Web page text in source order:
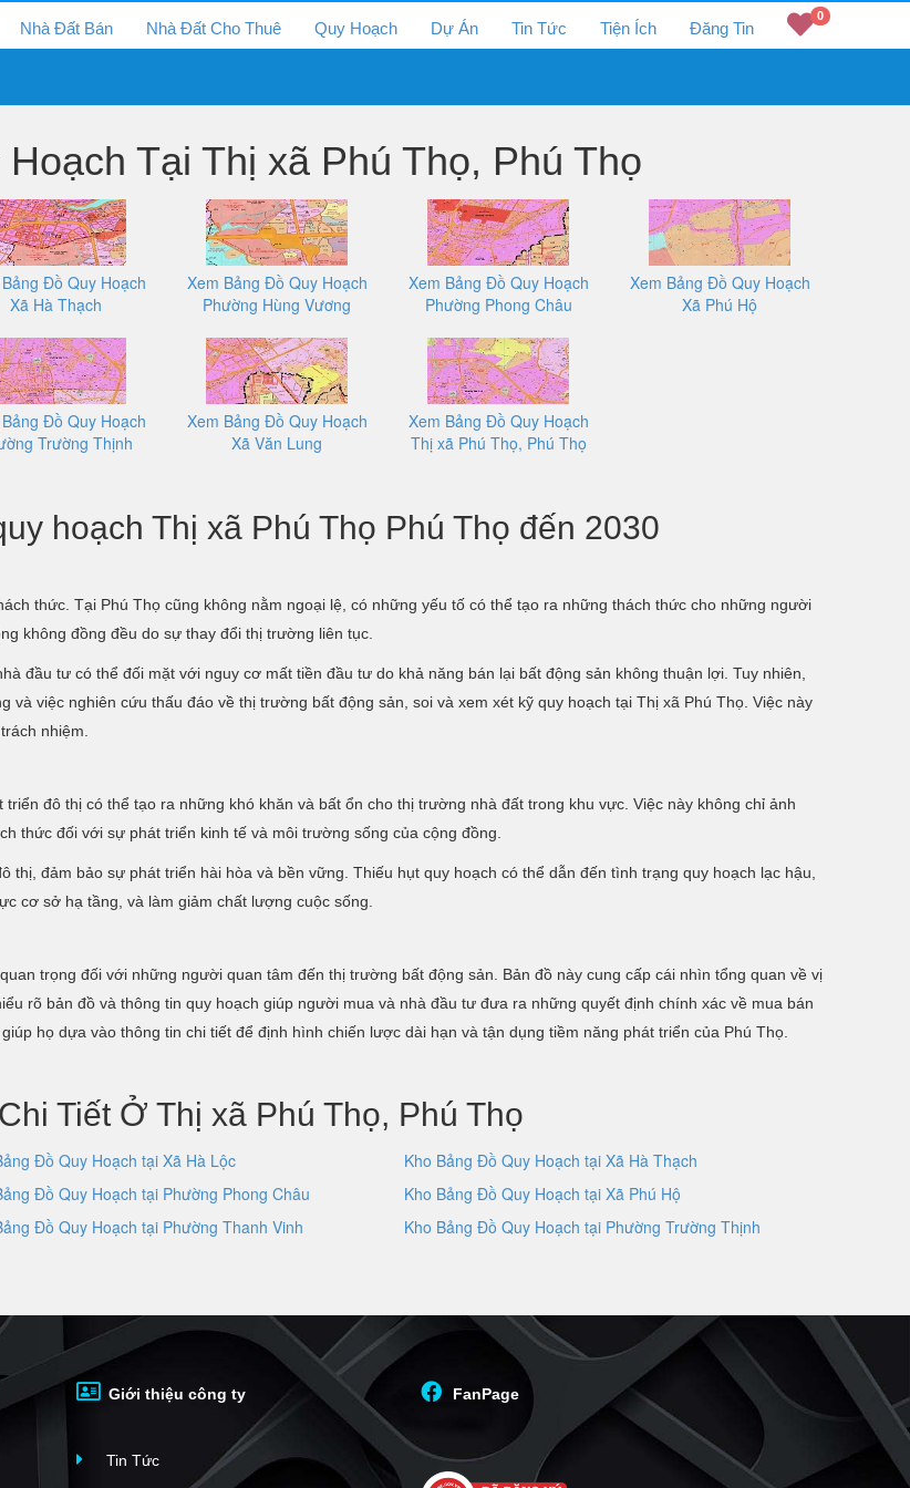
Nhà Đất Bán Nhà Đất Cho Thuê Quy Hoạch Dự Án Tin Tức Tiện Ích Đăng Tin
0
Tại Thị xã Phú Thọ, Phú Thọ
Đồ Quy Hoạch
Xã Hà Thạch
Xem Bảng Đồ Quy Hoạch
Phường Hùng Vương
Xem Bảng Đồ Quy Hoạch
Phường Phong Châu
Xem Bảng Đồ Quy Hoạch
Xã Phú Hộ
Đồ Quy Hoạch
Trường Thịnh
Xem Bảng Đồ Quy Hoạch
Xã Văn Lung
Xem Bảng Đồ Quy Hoạch
Thị xã Phú Thọ, Phú Thọ
hoạch Thị xã Phú Thọ Phú Thọ đến 2030
thức. Tại Phú Thọ cũng không nằm ngoại lệ, có những yếu tố có thể tạo ra những thách thức cho những người
không đồng đều do sự thay đổi thị trường liên tục.
đầu tư có thể đối mặt với nguy cơ mất tiền đầu tư do khả năng bán lại bất động sản không thuận lợi. Tuy nhiên,
việc nghiên cứu thấu đáo về thị trường bất động sản, soi và xem xét kỹ quy hoạch tại Thị xã Phú Thọ. Việc này
nhiệm.
đô thị có thể tạo ra những khó khăn và bất ổn cho thị trường nhà đất trong khu vực. Việc này không chỉ ảnh
thức đối với sự phát triển kinh tế và môi trường sống của cộng đồng.
đảm bảo sự phát triển hài hòa và bền vững. Thiếu hụt quy hoạch có thể dẫn đến tình trạng quy hoạch lạc hậu,
cơ sở hạ tầng, và làm giảm chất lượng cuộc sống.
trọng đối với những người quan tâm đến thị trường bất động sản. Bản đồ này cung cấp cái nhìn tổng quan về vị
rõ bản đồ và thông tin quy hoạch giúp người mua và nhà đầu tư đưa ra những quyết định chính xác về mua bán
họ dựa vào thông tin chi tiết để định hình chiến lược dài hạn và tận dụng tiềm năng phát triển của Phú Thọ.
Tiết Ở Thị xã Phú Thọ, Phú Thọ
Đồ Quy Hoạch tại Xã Hà Lộc
Kho Bảng Đồ Quy Hoạch tại Xã Hà Thạch
Đồ Quy Hoạch tại Phường Phong Châu
Kho Bảng Đồ Quy Hoạch tại Xã Phú Hộ
Đồ Quy Hoạch tại Phường Thanh Vinh
Kho Bảng Đồ Quy Hoạch tại Phường Trường Thịnh
Giới thiệu công ty
Tin Tức
FanPage